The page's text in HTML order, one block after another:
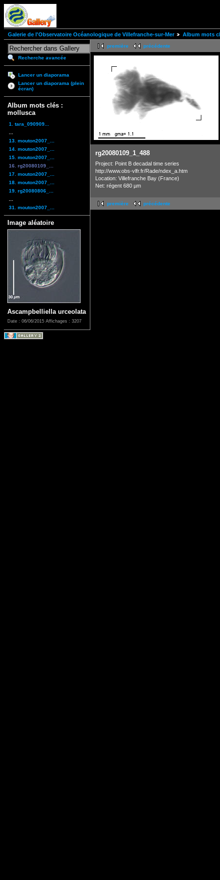
Galerie de l'Observatoire Océanologique de Villefranche-sur-Mer Album mots
Recherche avancée
Lancer un diaporama
Lancer un diaporama (plein
écran)
Album mots clés :
mollusca
1. tara_090909...
13. mouton2007_...
14. mouton2007_...
15. mouton2007_...
16. rg20080109_...
17. mouton2007_...
18. mouton2007_...
19. rg20080806_...
31. mouton2007_...
Image aléatoire
Ascampbelliella urceolata
Date : 06/06/2015 Affichages : 3207
première précédente
rg20080109_1_488
Project: Point B decadal time series
http://www.obs-vlfr.fr/Rade/ndex_a.htm
Location: Villefranche Bay (France)
Net: régent 680 µm
première précédente